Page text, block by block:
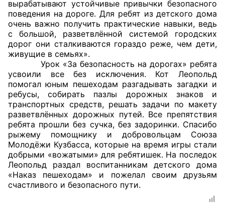
вырабатывают устойчивые привычки безопасного
поведения на дороге. Для ребят из детского дома
очень важно получить практические навыки, ведь
с большой, разветвлённой системой городских
дорог они сталкиваются гораздо реже, чем дети,
живущие в семьях».
Урок «За безопасность на дорогах» ребята
усвоили все без исключения. Кот Леопольд
помогал юным пешеходам разгадывать загадки и
ребусы, собирать пазлы дорожных знаков и
транспортных средств, решать задачи по макету
разветвлённых дорожных путей. Все препятствия
ребята прошли без сучка, без задоринки. Спасибо
рыжему помощнику и добровольцам Союза
Молодёжи Кузбасса, которые на время игры стали
добрыми «вожатыми» для ребятишек. На последок
Леопольд раздал воспитанникам детского дома
«Наказ пешеходам» и пожелал своим друзьям
счастливого и безопасного пути.